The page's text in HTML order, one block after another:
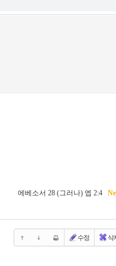
에베소서 28 (그러나) 엡 2:4
수정 삭